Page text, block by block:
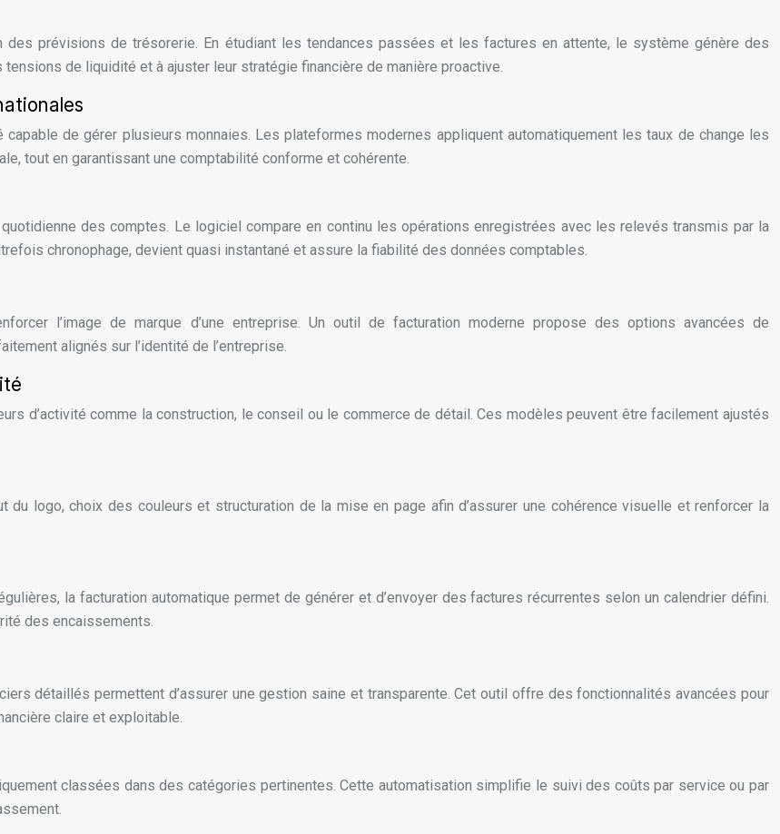
des prévisions de trésorerie. En étudiant les tendances passées et les factures en attente, le système génère des
de liquidité et à ajuster leur stratégie financière de manière proactive.
de gérer plusieurs monnaies. Les plateformes modernes appliquent automatiquement les taux de change les
tout en garantissant une comptabilité conforme et cohérente.
des comptes. Le logiciel compare en continu les opérations enregistrées avec les relevés transmis par la
chronophage, devient quasi instantané et assure la fiabilité des données comptables.
l’image de marque d’une entreprise. Un outil de facturation moderne propose des options avancées de
alignés sur l’identité de l’entreprise.
d’activité comme la construction, le conseil ou le commerce de détail. Ces modèles peuvent être facilement ajustés
du logo, choix des couleurs et structuration de la mise en page afin d’assurer une cohérence visuelle et renforcer la
la facturation automatique permet de générer et d’envoyer des factures récurrentes selon un calendrier défini.
des encaissements.
détaillés permettent d’assurer une gestion saine et transparente. Cet outil offre des fonctionnalités avancées pour
claire et exploitable.
classées dans des catégories pertinentes. Cette automatisation simplifie le suivi des coûts par service ou par